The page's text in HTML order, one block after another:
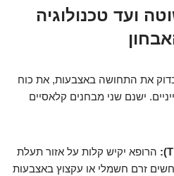
ועד טכנולוגיה
את התחושה באצבעות, את כוח
ישנם שני מבחנים קלאסיים
הרופא יקיש קלות על אזור תעלת
זרם חשמלי או עקצוץ באצבעות